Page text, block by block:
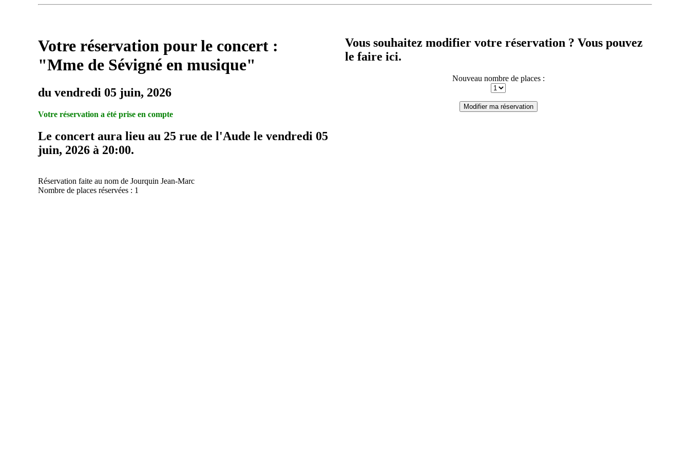
Votre réservation pour le concert :
"Mme de Sévigné en musique"
du vendredi 05 juin, 2026
Votre réservation a été prise en compte
Le concert aura lieu au 25 rue de l'Aude le vendredi 05
juin, 2026 à 20:00.
Réservation faite au nom de Jourquin Jean-Marc
Nombre de places réservées : 1
Vous souhaitez modifier votre réservation ? Vous pouvez
le faire ici.
Nouveau nombre de places :